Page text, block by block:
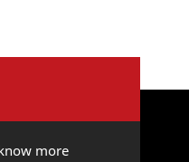
more